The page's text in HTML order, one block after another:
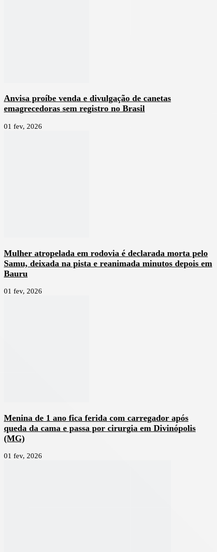
Anvisa proíbe venda e divulgação de canetas
emagrecedoras sem registro no Brasil
01 fev, 2026
Mulher atropelada em rodovia é declarada morta pelo
Samu, deixada na pista e reanimada minutos depois em
Bauru
01 fev, 2026
Menina de 1 ano fica ferida com carregador após
queda da cama e passa por cirurgia em Divinópolis
(MG)
01 fev, 2026